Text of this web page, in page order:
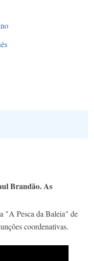
Brandão. As
"A Pesca da Baleia" de
coordenativas.